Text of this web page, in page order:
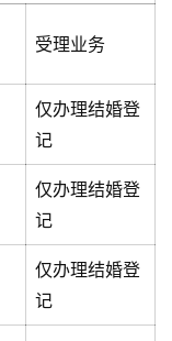
受理业务
仅办理结婚登
记
仅办理结婚登
记
仅办理结婚登
记